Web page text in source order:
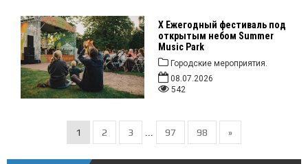
X Ежегодный фестиваль под
открытым небом Summer
Music Park
Городские мероприятия.
08.07.2026
542
1 2 3 ... 97 98 »